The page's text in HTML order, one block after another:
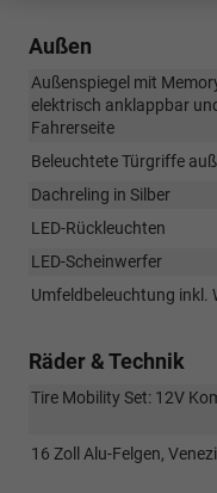
Außen
Außenspiegel mit
elektrisch anklappbar
Fahrerseite
Beleuchtete Türgriffe
Dachreling in Silber
LED-Rückleuchten
LED-Scheinwerfer
Umfeldbeleuchtung inkl.
Räder & Technik
Tire Mobility Set: 12V
16 Zoll Alu-Felgen,